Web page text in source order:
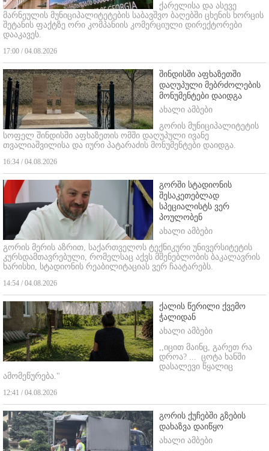
ქარელისა და ასევე
მარნეულის მუნიციპალიტეტების საბავშვო ბაღებში ცხენის ხორცის
შეტანის ფაქტზე ორი კომპანიის კომერციული დირექტორები
დააკავეს.
17:00 / 04.08.2026
შინდისში აფხაზეთში
დაღუპული მებრძოლების
მონუმენტები დაიდგა
ახალი ამბები
გორის მუნიციპალიტეტის
სოფელ შინდისში აფხაზეთის ომში დაღუპული ივანე
თვალიაშვილისა და იური პატარაძის მონუმენტები დაიდგა.
16:34 / 04.08.2026
გორში სტადიონის
შესაკეთებლად
სპეციალისტს ვერ
პოულობენ
ახალი ამბები
გორის მერის აზრით, საქართველოს ტექნიკური უნივერსიტეტის
კურსდამთავრებული, რომელსაც აქვს მშენებლობის ბაკალავრის
ხარისხი, სტადიონის რეაბილიტაციას ვერ ჩაატარებს.
14:54 / 04.08.2026
ქალის წერილი ქვემო
ჭალიდან
ახალი ამბები
,,იცით მაინც, გარეთ რა
დროა? ... ცოტა ხანში
დასალევი წყალიც
ამომეწურება."
12:41 / 04.08.2026
გორის ქუჩებში გზების
დახაზვა დაიწყო
ახალი ამბები